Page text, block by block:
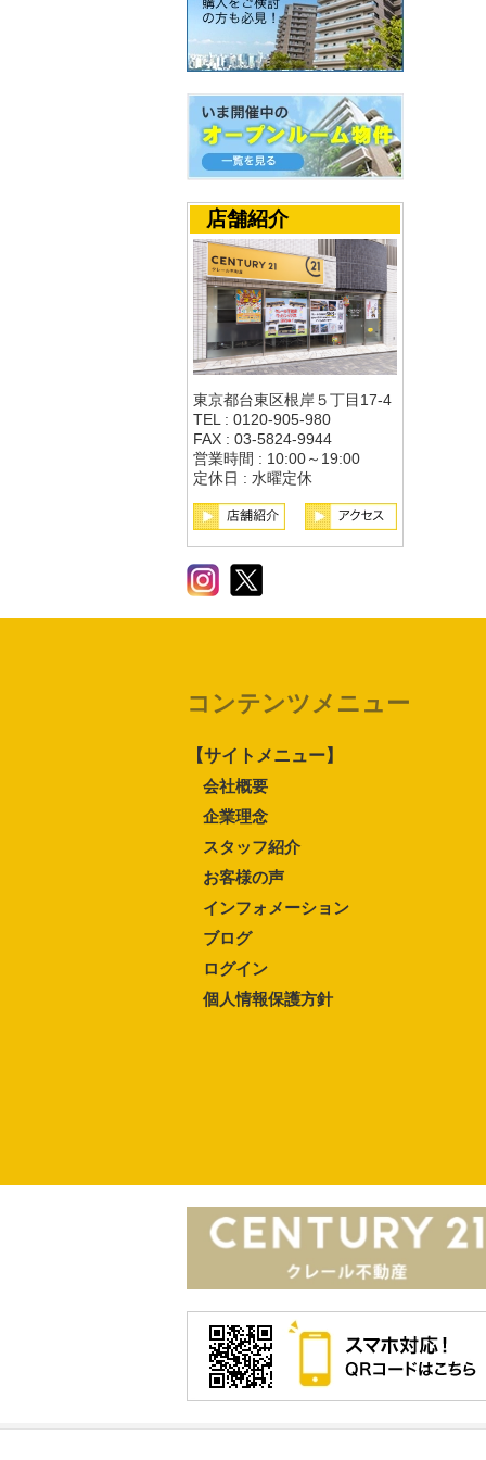
店舗紹介
東京都台東区根岸５丁目17-4
TEL : 0120-905-980
FAX : 03-5824-9944
営業時間 : 10:00～19:00
定休日 : 水曜定休
コンテンツメニュー
【サイトメニュー】
会社概要
企業理念
スタッフ紹介
お客様の声
インフォメーション
ブログ
ログイン
個人情報保護方針